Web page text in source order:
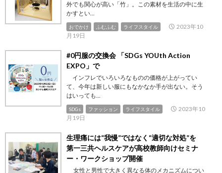
外でも関心が高い「竹」。この素材を生活の中に生
かすとい...
おでかけ ふむふむ ライフスタイル
2023年10
月19日
#0円服の交換会 「SDGs YOUth Action
EXPO」で
インフレでいろいろなものの価格が上がってい
て、今年は新しい服にもなかなか手が出ない。そう
はいっても...
SDGs ファッション ライフスタイル
2023年10
月19日
生理痛には“我慢”ではなく“適切な対処”を
第一三共ヘルスケアが⾼校教師向けセミナ
ー・ワークショップ開催
女性と男性で大きく異なる体のメカニズムについ